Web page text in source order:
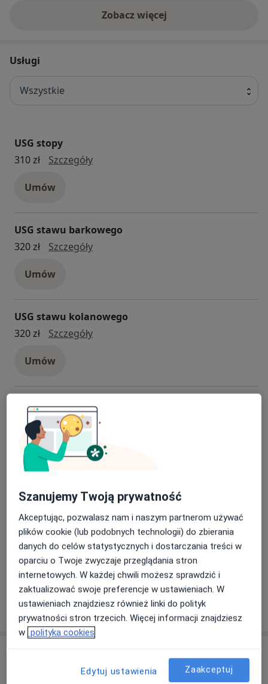
Zobacz więcej
Usługi
Wszystkie
USG stopy
310 zł
SzczegółyUSG stopy
Umów
USG stawu barkowego
320 zł
SzczegółyUSG stawu barkowego
Umów
USG stawu kolanowego
320 zł
SzczegółyUSG stawu kolanowego
Umów
USG stawu skokowego
320 zł
Szczegóły USG stawu skokowego
Umów
USG stawu łokciowego
Szczegóły USG stawu łokciowego
Umów
+ 21 usług
W jaki sposób ustalane są ceny?
Szanujemy Twoją prywatność
Akceptując, pozwalasz nam i naszym partnerom używać
plików cookie (lub podobnych technologii) do zbierania
danych do celów statystycznych i dostarczania treści w
oparciu o Twoje zwyczaje przeglądania stron
internetowych. W każdej chwili możesz sprawdzić i
zaktualizować swoje preferencje w ustawieniach. W
ustawieniach znajdziesz również linki do polityk
prywatności stron trzecich. Więcej informacji znajdziesz
w polityka cookies
Edytuj ustawienia Zaakceptuj